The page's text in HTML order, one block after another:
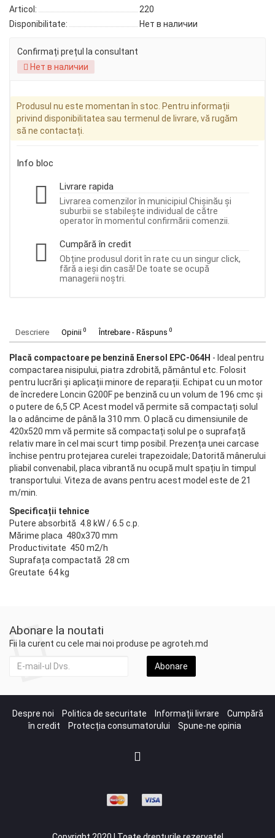
Articol:
220
Disponibilitate:
Нет в наличии
Confirmați prețul la consultant
Нет в наличии
Produsul nu este momentan în stoc. Pentru informații
privind disponibilitatea sau termenul de livrare, vă rugăm
să ne contactați.
Info bloc
Livrare rapida
Livrarea comenzilor în municipiul Chișinău și
suburbii se stabilește individual de către
operator în momentul confirmării comenzii.
Cumpără în credit
Obține produsul dorit în rate cu un singur click,
fără a ieși din casă! De toate se ocupă
managerii noștri.
Descriere Opinii 0 Întrebare - Răspuns 0
Placă compactoare pe benzină Enersol EPC-064H - Ideal pentru
compactarea nisipului, piatra zdrobită, pământul etc. Folosit
pentru lucrări și aplicații minore de reparații. Echipat cu un motor
de încredere Loncin G200F pe benzină cu un volum de 196 cmc și
o putere de 6,5 CP. Acest model vă permite să compactați solul
la o adâncime de până la 310 mm. O placă cu dimensiunile de
420x520 mm vă permite să compactați solul pe o suprafață
relativ mare în cel mai scurt timp posibil. Prezența unei carcase
închise pentru protejarea curelei trapezoidale; Datorită mânerului
pliabil convenabil, placa vibrantă nu ocupă mult spațiu în timpul
transportului. Viteza de avans pentru acest model este de 21
m/min.
Specificații tehnice
Putere absorbită 4.8 kW / 6.5 c.p.
Mărime placa 480х370 mm
Productivitate 450 m2/h
Suprafața compactată 28 cm
Greutate 64 kg
Abonare la noutati
Fii la curent cu cele mai noi produse pe agroteh.md
Abonare
Despre noi Politica de securitate Informații livrare
Cumpără
în credit
Protecția consumatorului Spune-ne opinia